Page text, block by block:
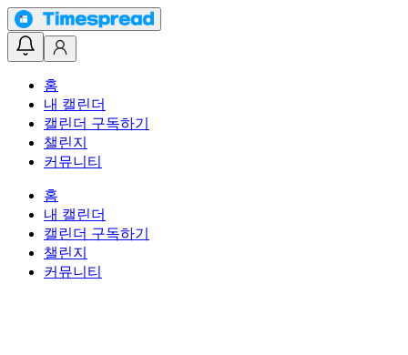
홈
내 캘린더
캘린더 구독하기
챌린지
커뮤니티
홈
내 캘린더
캘린더 구독하기
챌린지
커뮤니티